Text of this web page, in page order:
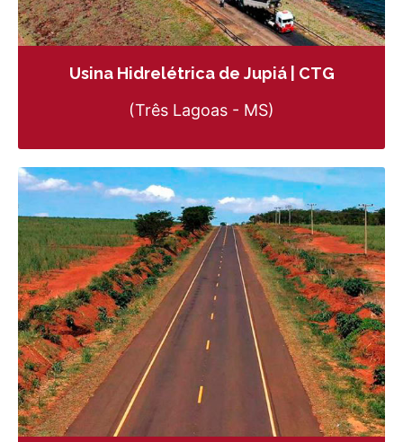
Usina Hidrelétrica de Jupiá | CTG
(Três Lagoas - MS)